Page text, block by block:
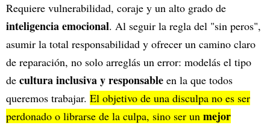
Requiere vulnerabilidad, coraje y un alto grado de
inteligencia emocional. Al seguir la regla del "sin peros",
asumir la total responsabilidad y ofrecer un camino claro
de reparación, no solo arreglás un error: modelás el tipo
de cultura inclusiva y responsable en la que todos
queremos trabajar. El objetivo de una disculpa no es ser
perdonado o librarse de la culpa, sino ser un mejor